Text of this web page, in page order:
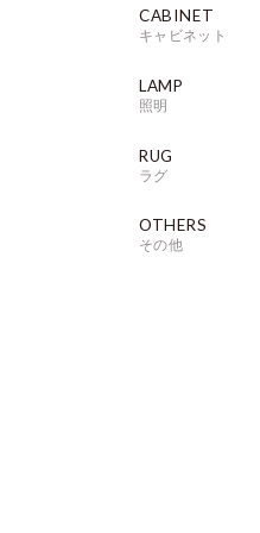
CABINET
キャビネット
LAMP
照明
RUG
ラグ
OTHERS
その他